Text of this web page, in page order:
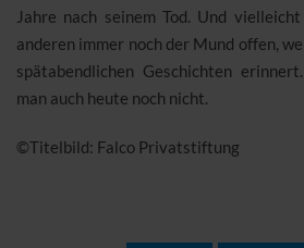
Jahre nach seinem Tod. Und
anderen immer noch der Mund offen,
spätabendlichen Geschichten
man auch heute noch nicht.
©Titelbild: Falco Privatstiftung